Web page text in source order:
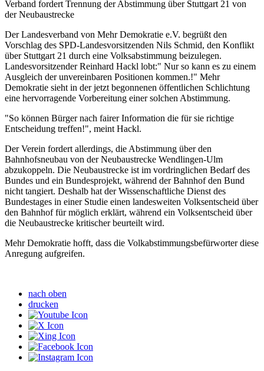
Verband fordert Trennung der Abstimmung über Stuttgart 21 von
der Neubaustrecke
Der Landesverband von Mehr Demokratie e.V. begrüßt den
Vorschlag des SPD-Landesvorsitzenden Nils Schmid, den Konflikt
über Stuttgart 21 durch eine Volksabstimmung beizulegen.
Landesvorsitzender Reinhard Hackl lobt:" Nur so kann es zu einem
Ausgleich der unvereinbaren Positionen kommen.!" Mehr
Demokratie sieht in der jetzt begonnenen öffentlichen Schlichtung
eine hervorragende Vorbereitung einer solchen Abstimmung.
"So können Bürger nach fairer Information die für sie richtige
Entscheidung treffen!", meint Hackl.
Der Verein fordert allerdings, die Abstimmung über den
Bahnhofsneubau von der Neubaustrecke Wendlingen-Ulm
abzukoppeln. Die Neubaustrecke ist im vordringlichen Bedarf des
Bundes und ein Bundesprojekt, während der Bahnhof den Bund
nicht tangiert. Deshalb hat der Wissenschaftliche Dienst des
Bundestages in einer Studie einen landesweiten Volksentscheid über
den Bahnhof für möglich erklärt, während ein Volksentscheid über
die Neubaustrecke kritischer beurteilt wird.
Mehr Demokratie hofft, dass die Volkabstimmungsbefürworter diese
Anregung aufgreifen.
nach oben
drucken